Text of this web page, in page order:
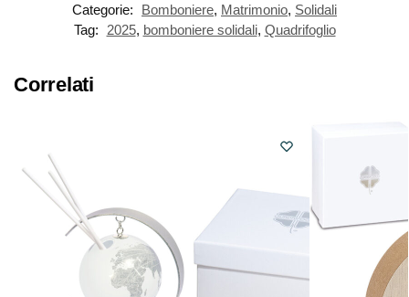
Categorie:
Bomboniere, Matrimonio, Solidali
Tag:
2025, bomboniere solidali, Quadrifoglio
Correlati